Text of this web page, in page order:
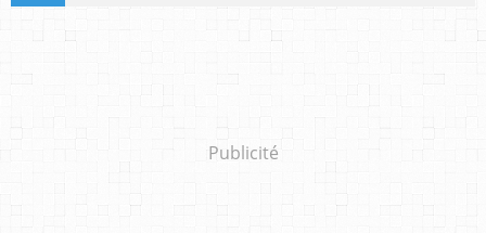
Publicité